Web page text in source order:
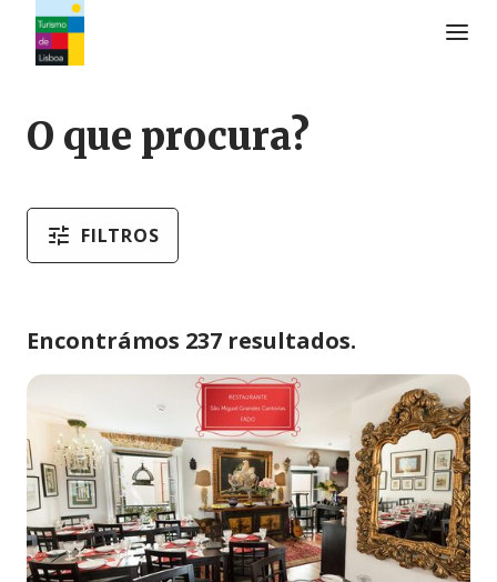
O que procura?
FILTROS
Encontrámos 237 resultados.